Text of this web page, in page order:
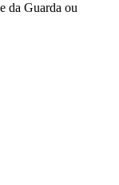
da Guarda ou